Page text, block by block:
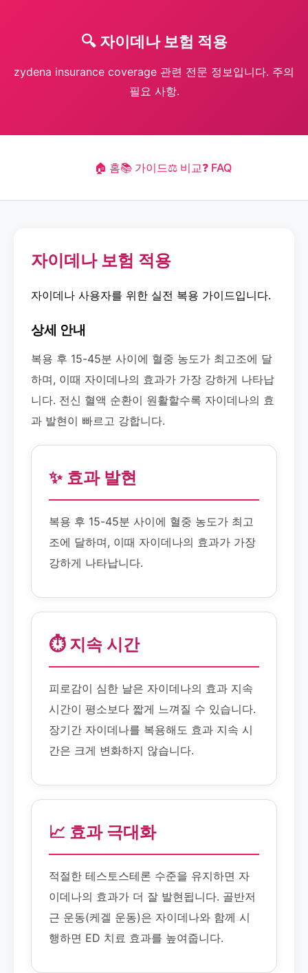
🔍 자이데나 보험 적용
zydena insurance coverage 관련 전문 정보입니다. 주의
필요 사항.
🏠 홈📚 가이드⚖️ 비교❓ FAQ
자이데나 보험 적용
자이데나 사용자를 위한 실전 복용 가이드입니다.
상세 안내
복용 후 15-45분 사이에 혈중 농도가 최고조에 달
하며, 이때 자이데나의 효과가 가장 강하게 나타납
니다. 전신 혈액 순환이 원활할수록 자이데나의 효
과 발현이 빠르고 강합니다.
✨ 효과 발현
복용 후 15-45분 사이에 혈중 농도가 최고
조에 달하며, 이때 자이데나의 효과가 가장
강하게 나타납니다.
⏱️ 지속 시간
피로감이 심한 날은 자이데나의 효과 지속
시간이 평소보다 짧게 느껴질 수 있습니다.
장기간 자이데나를 복용해도 효과 지속 시
간은 크게 변화하지 않습니다.
📈 효과 극대화
적절한 테스토스테론 수준을 유지하면 자
이데나의 효과가 더 잘 발현됩니다. 골반저
근 운동(케겔 운동)은 자이데나와 함께 시
행하면 ED 치료 효과를 높여줍니다.